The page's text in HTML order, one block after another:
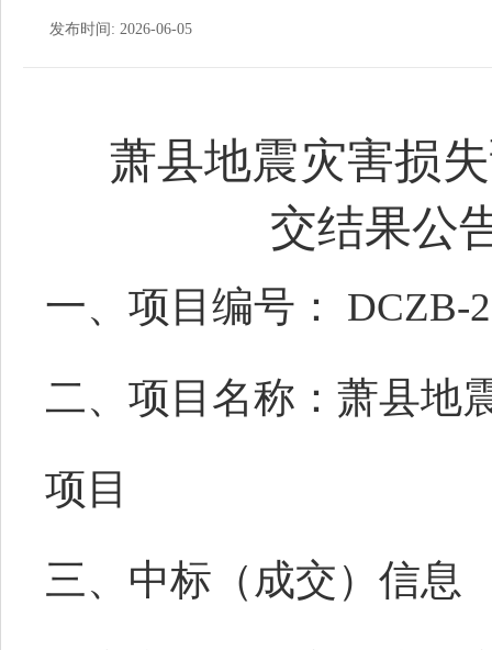
发布时间: 2026-06-05
萧县地震灾害损
交结果公
一、 项目编号： DCZB-
二、 项目名称： 萧县地
项目
三、中标（成交）信息